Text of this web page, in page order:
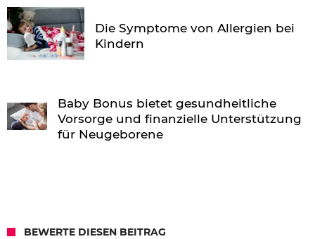
Die Symptome von Allergien bei
Kindern
Baby Bonus bietet gesundheitliche
Vorsorge und finanzielle Unterstützung
für Neugeborene
BEWERTE DIESEN BEITRAG